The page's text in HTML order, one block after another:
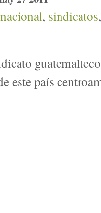
, sindicatos
este país